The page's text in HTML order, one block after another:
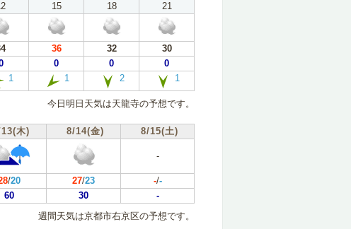
15 18
21
36 32
30
0 0
0
1 1 2 1
今日明日天気は天龍寺の予想です。
木) 8/14(金) 8/15(土)
-
/20 27/23 -/-
60 30
-
週間天気は京都市右京区の予想です。